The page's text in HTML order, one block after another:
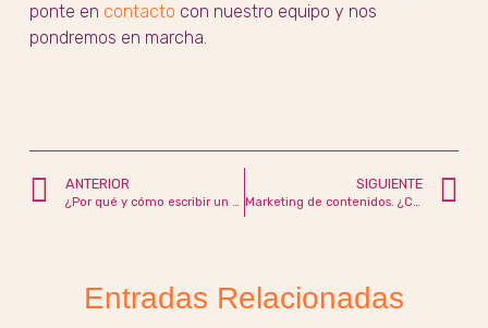
ponte en contacto con nuestro equipo y nos
pondremos en marcha.
ANTERIOR
¿Por qué y cómo escribir un buen ‘copy’ para Instagram?
SIGUIENTE
Marketing de contenidos. ¿Cómo crear una buena estrategia?
Entradas Relacionadas